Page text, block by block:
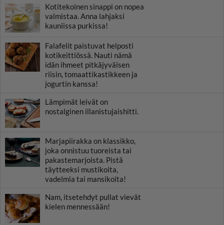
Kotitekoinen sinappi on nopea
valmistaa. Anna lahjaksi
kauniissa purkissa!
Falafelit paistuvat helposti
kotikeittiössä. Nauti nämä
idän ihmeet pitkäjyväisen
riisin, tomaattikastikkeen ja
jogurtin kanssa!
Lämpimät leivät on
nostalginen illanistujaishitti.
Marjapiirakka on klassikko,
joka onnistuu tuoreista tai
pakastemarjoista. Pistä
täytteeksi mustikoita,
vadelmia tai mansikoita!
Nam, itsetehdyt pullat vievät
kielen mennessään!